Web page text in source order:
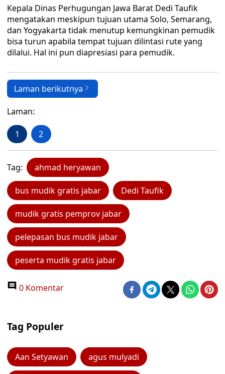
Kepala Dinas Perhugungan Jawa Barat Dedi Taufik
mengatakan meskipun tujuan utama Solo, Semarang,
dan Yogyakarta tidak menutup kemungkinan pemudik
bisa turun apabila tempat tujuan dilintasi rute yang
dilalui. Hal ini pun diapresiasi para pemudik.
Laman berikutnya
Laman:
1 2
Tag: ahmad heryawan
bus mudik gratis jabar Dedi Taufik
mudik gratis pemprov jabar
pelepasan bus mudik jabar
peserta mudik gratis jabar
0 Komentar
Tag Populer
Aan Setyawan agus mulyadi